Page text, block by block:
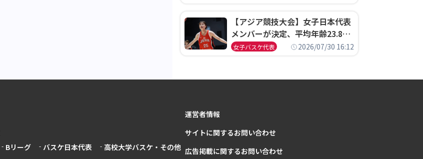
【アジア競技大会】女子日本代表
メンバーが決定、平均年齢23.8歳
のフレッシュなメンバーが日本開
女子バスケ代表 2026/07/30 16:12
Bリーグ バスケ日本代表 高校大学バスケ・その他
運営者情報
サイトに関するお問い合わせ
広告掲載に関するお問い合わせ